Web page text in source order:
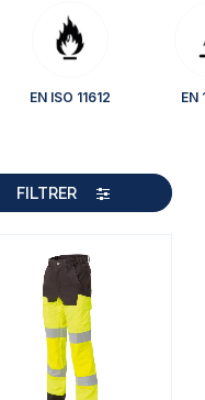
EN ISO 11612 EN
FILTRER